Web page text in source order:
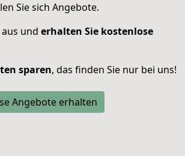
Sie sich Angebote.
und erhalten Sie kostenlose
sparen, das finden Sie nur bei uns!
Angebote erhalten